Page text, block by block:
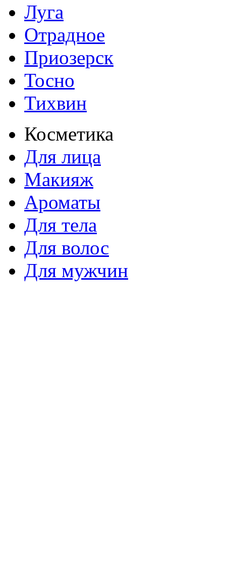
Луга
Отрадное
Приозерск
Тосно
Тихвин
Косметика
Для лица
Макияж
Ароматы
Для тела
Для волос
Для мужчин